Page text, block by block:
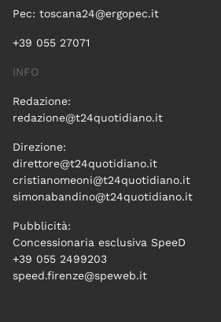
Pec: toscana24@ergopec.it
+39 055 27071
INFO
Redazione:
redazione@t24quotidiano.it
Direzione:
direttore@t24quotidiano.it
cristianomeoni@t24quotidiano.it
simonabandino@t24quotidiano.it
Pubblicità:
Concessionaria esclusiva SpeeD
+39 055 2499203
speed.firenze@speweb.it